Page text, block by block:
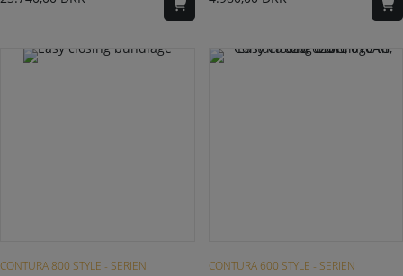
CONTURA 800 STYLE - SERIEN CONTURA 600 STYLE - SERIEN